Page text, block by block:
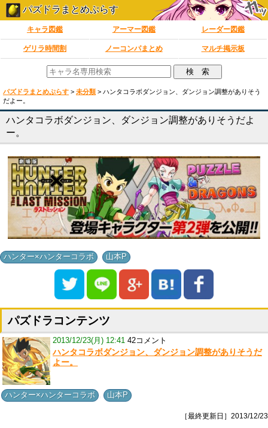
パズドラまとめぷらす
キャラ図鑑 アーマー図鑑 レーダー図鑑
ゲリラ時間割 ノーコンパまとめ マルチ掲示板
パズドラまとめぷらす > 未分類 > ハンタコラボダンジョン、ダンジョン調整がありそう
だよー。
ハンタコラボダンジョン、ダンジョン調整がありそうだよ
ー。
ハンター×ハンターコラボ 山本P
パズドラコンテンツ
2013/12/23(月) 12:41 42コメント
ハンタコラボダンジョン、ダンジョン調整がありそうだ
よー。
ハンター×ハンターコラボ 山本P
［最終更新日］2013/12/23